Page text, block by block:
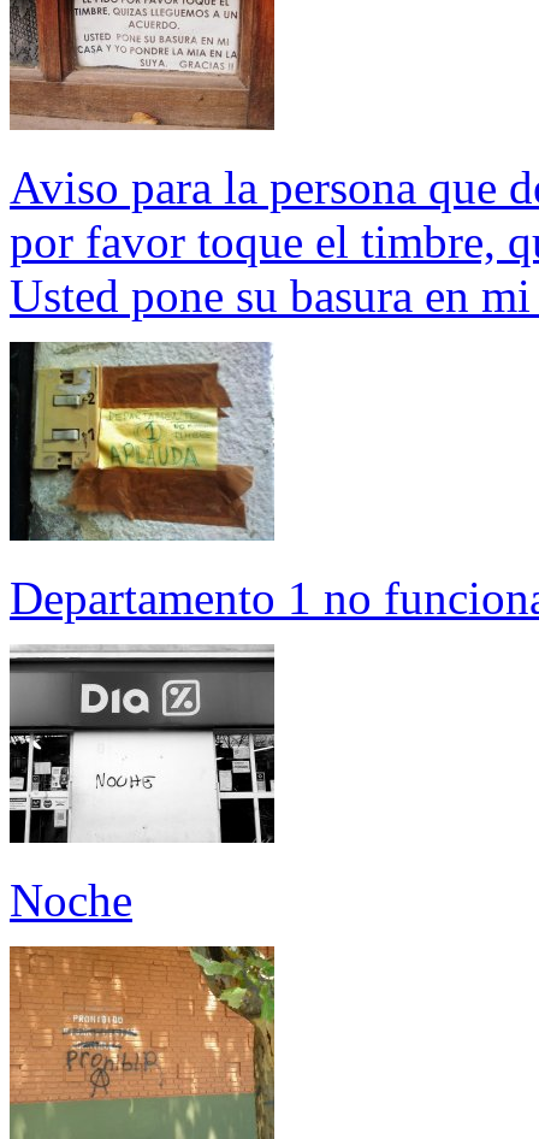
Aviso para la persona que
por favor toque el timbre,
Usted pone su basura en mi
Departamento 1 no
Noche